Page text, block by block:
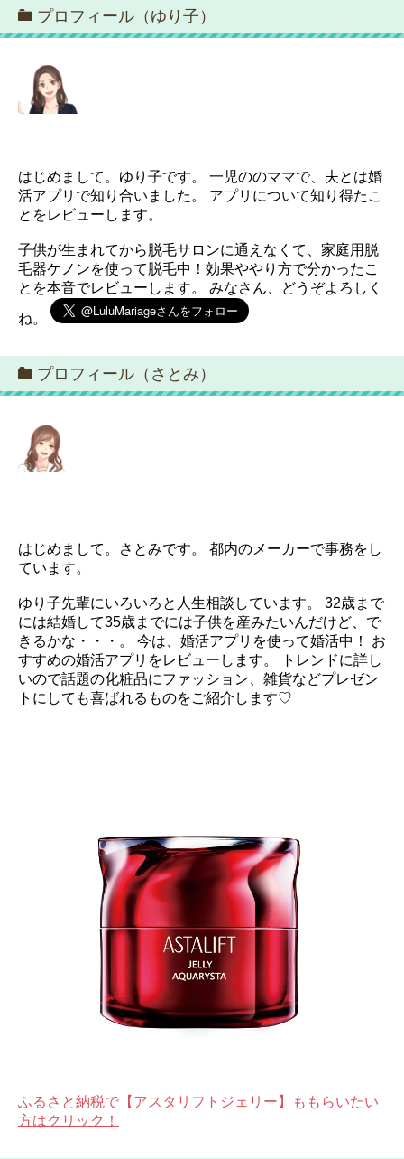
プロフィール（ゆり子）
はじめまして。ゆり子です。 一児ののママで、夫とは婚
活アプリで知り合いました。 アプリについて知り得たこ
とをレビューします。
子供が生まれてから脱毛サロンに通えなくて、家庭用脱
毛器ケノンを使って脱毛中！効果ややり方で分かったこ
とを本音でレビューします。 みなさん、どうぞよろしく
ね。
プロフィール（さとみ）
はじめまして。さとみです。 都内のメーカーで事務をし
ています。
ゆり子先輩にいろいろと人生相談しています。 32歳まで
には結婚して35歳までには子供を産みたいんだけど、で
きるかな・・・。 今は、婚活アプリを使って婚活中！ お
すすめの婚活アプリをレビューします。 トレンドに詳し
いので話題の化粧品にファッション、雑貨などプレゼン
トにしても喜ばれるものをご紹介します♡
ふるさと納税で【アスタリフトジェリー】ももらいたい
方はクリック！